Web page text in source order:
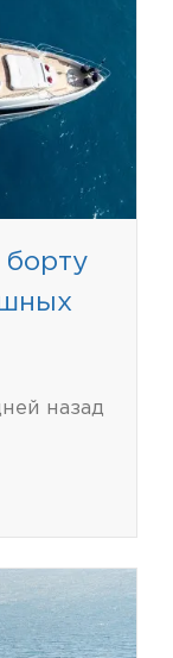
назад